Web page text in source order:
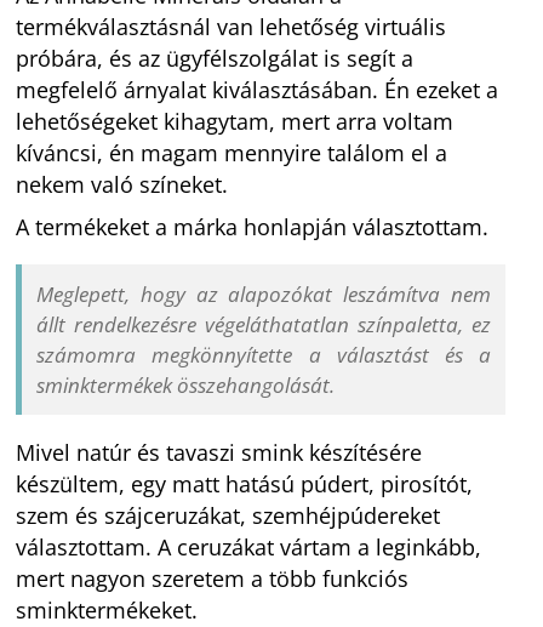
termékválasztásnál van lehetőség virtuális
próbára, és az ügyfélszolgálat is segít a
megfelelő árnyalat kiválasztásában. Én ezeket a
lehetőségeket kihagytam, mert arra voltam
kíváncsi, én magam mennyire találom el a
nekem való színeket.
A termékeket a márka honlapján választottam.
Meglepett, hogy az alapozókat leszámítva nem
állt rendelkezésre végeláthatatlan színpaletta, ez
számomra megkönnyítette a választást és a
sminktermékek összehangolását.
Mivel natúr és tavaszi smink készítésére
készültem, egy matt hatású púdert, pirosítót,
szem és szájceruzákat, szemhéjpúdereket
választottam. A ceruzákat vártam a leginkább,
mert nagyon szeretem a több funkciós
sminktermékeket.